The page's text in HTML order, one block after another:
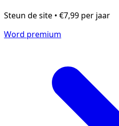
Steun de site • €7,99 per jaar
Word premium